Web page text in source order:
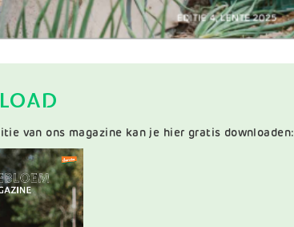
van ons magazine kan je hier gratis downloaden: